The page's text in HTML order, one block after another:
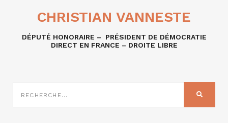
CHRISTIAN VANNESTE
DÉPUTÉ HONORAIRE – PRÉSIDENT DE DÉMOCRATIE
DIRECT EN FRANCE – DROITE LIBRE
SUR